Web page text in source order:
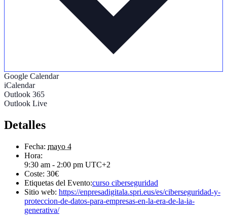
Google Calendar
iCalendar
Outlook 365
Outlook Live
Detalles
Fecha: mayo 4
Hora:
9:30 am - 2:00 pm UTC+2
Coste: 30€
Etiquetas del Evento:curso ciberseguridad
Sitio web: https://enpresadigitala.spri.eus/es/ciberseguridad-y-
proteccion-de-datos-para-empresas-en-la-era-de-la-ia-
generativa/